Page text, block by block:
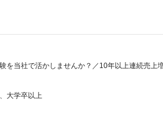
を当社で活かしませんか？／10年以上連続売
大学卒以上